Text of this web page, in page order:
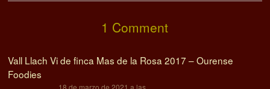
1 Comment
Vall Llach Vi de finca Mas de la Rosa 2017 – Ourense
Foodies
18 de marzo de 2021 a las